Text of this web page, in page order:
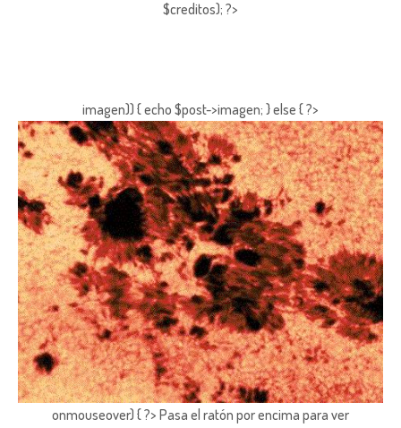
$creditos); ?>
imagen)) { echo $post->imagen; } else { ?>
onmouseover) { ?> Pasa el ratón por encima para ver